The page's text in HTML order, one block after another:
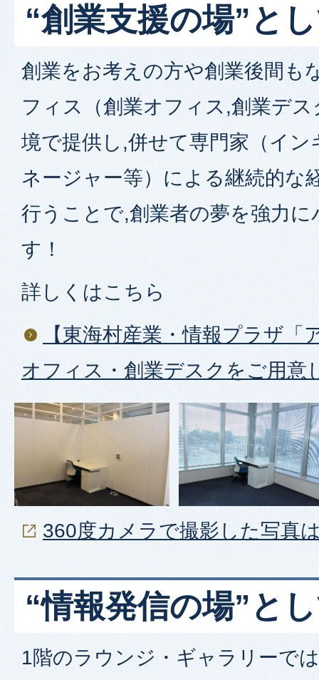
“創業支援の場”と
創業をお考えの方や創業後間も
フィス（創業オフィス,創業デ
境で提供し,併せて専門家（イ
ネージャー等）による継続的な
行うことで,創業者の夢を強力
す！
詳しくはこちら
【東海村産業・情報プラザ「
オフィス・創業デスクをご用意
360度カメラで撮影した写真
“情報発信の場”と
1階のラウンジ・ギャラリーで